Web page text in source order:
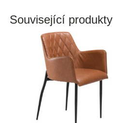
Související produkty